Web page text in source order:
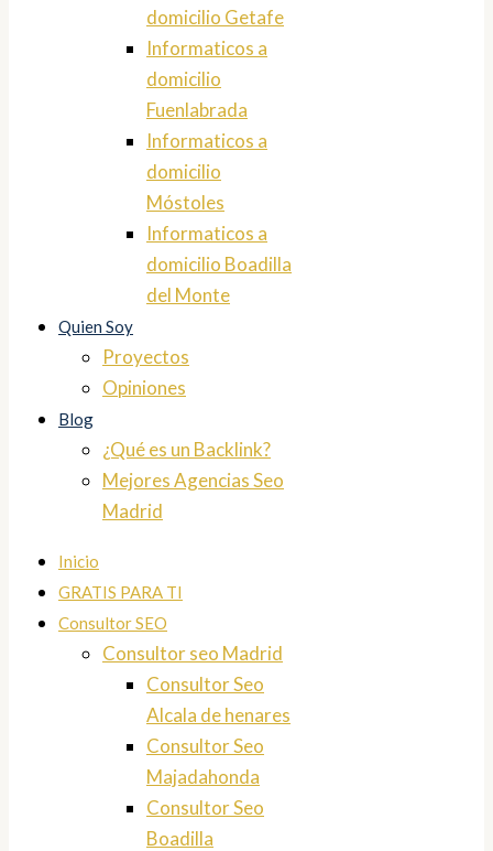
domicilio Getafe
Informaticos a
domicilio
Fuenlabrada
Informaticos a
domicilio
Móstoles
Informaticos a
domicilio Boadilla
del Monte
Quien Soy
Proyectos
Opiniones
Blog
¿Qué es un Backlink?
Mejores Agencias Seo
Madrid
Inicio
GRATIS PARA TI
Consultor SEO
Consultor seo Madrid
Consultor Seo
Alcala de henares
Consultor Seo
Majadahonda
Consultor Seo
Boadilla